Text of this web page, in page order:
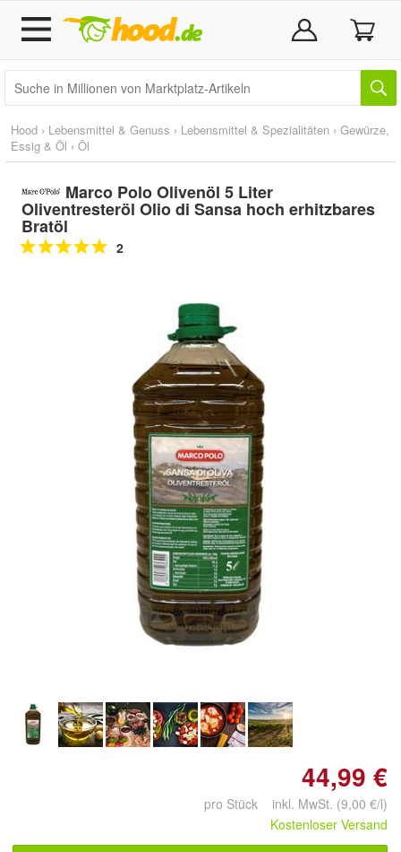
Hood › Lebensmittel & Genuss › Lebensmittel & Spezialitäten › Gewürze,
Essig & Öl › Öl
Marco Polo Olivenöl 5 Liter
Oliventresteröl Olio di Sansa hoch erhitzbares
Bratöl
2
Doppelt antippen zum
vergrößern
44,99 €
pro Stück inkl. MwSt. (9,00 €/l)
Kostenloser Versand